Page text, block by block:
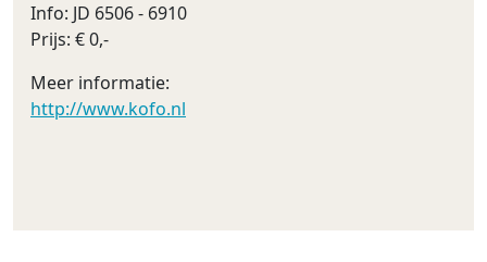
Info: JD 6506 - 6910
Prijs: € 0,-
Meer informatie:
http://www.kofo.nl